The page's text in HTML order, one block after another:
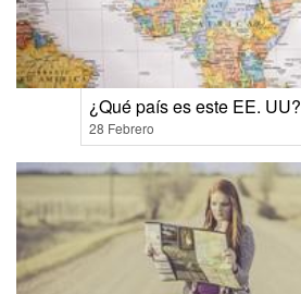
¿Qué país es este EE. UU?
28 Febrero